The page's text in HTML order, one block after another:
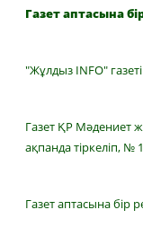
Газет аптасына
"Жұлдыз INFO" газеті
Газет ҚР Мәдениет
ақпанда тіркеліп, №
Газет аптасына бір